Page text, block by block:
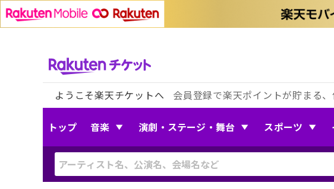
ようこそ楽天チケットへ 会員登録で楽天ポイントが貯まる、
トップ 音楽 演劇・ステージ・舞台 スポーツ